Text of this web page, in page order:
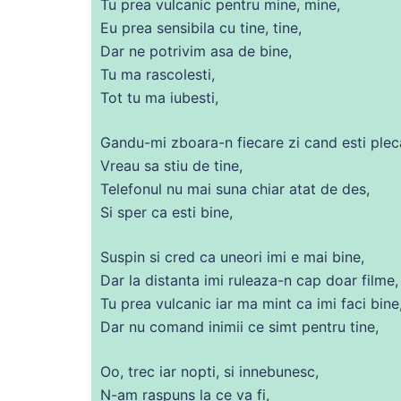
Tu prea vulcanic pentru mine, mine,
Eu prea sensibila cu tine, tine,
Dar ne potrivim asa de bine,
Tu ma rascolesti,
Tot tu ma iubesti,
Gandu-mi zboara-n fiecare zi cand esti
Vreau sa stiu de tine,
Telefonul nu mai suna chiar atat de des,
Si sper ca esti bine,
Suspin si cred ca uneori imi e mai bine,
Dar la distanta imi ruleaza-n cap doar filme,
Tu prea vulcanic iar ma mint ca imi faci bine,
Dar nu comand inimii ce simt pentru tine,
Oo, trec iar nopti, si innebunesc,
N-am raspuns la ce va fi,